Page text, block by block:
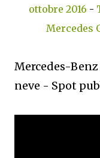
ottobre 2016 -
Mercedes
Mercedes-
neve - Spot